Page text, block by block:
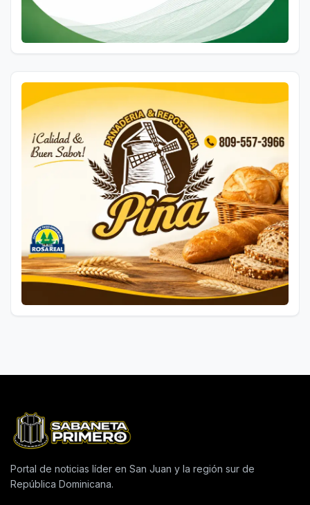
Portal de noticias líder en San Juan y la región sur de
República Dominicana.